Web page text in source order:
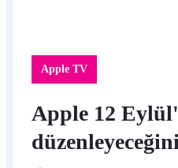
Apple TV
Apple 12